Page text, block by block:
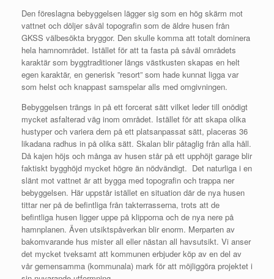
Den föreslagna bebyggelsen lägger sig som en hög skärm mot
vattnet och döljer såväl topografin som de äldre husen från
GKSS välbesökta bryggor. Den skulle komma att totalt dominera
hela hamnområdet. Istället för att ta fasta på såväl områdets
karaktär som byggtraditioner längs västkusten skapas en helt
egen karaktär, en generisk ”resort” som hade kunnat ligga var
som helst och knappast samspelar alls med omgivningen.
Bebyggelsen trängs in på ett forcerat sätt vilket leder till onödigt
mycket asfalterad väg inom området. Istället för att skapa olika
hustyper och variera dem på ett platsanpassat sätt, placeras 36
likadana radhus in på olika sätt. Skalan blir påtaglig från alla håll.
Då kajen höjs och många av husen står på ett upphöjt garage blir
faktiskt bygghöjd mycket högre än nödvändigt. Det naturliga i en
slänt mot vattnet är att bygga med topografin och trappa ner
bebyggelsen. Här uppstår istället en situation där de nya husen
tittar ner på de befintliga från takterrasserna, trots att de
befintliga husen ligger uppe på klipporna och de nya nere på
hamnplanen. Även utsiktspåverkan blir enorm. Merparten av
bakomvarande hus mister all eller nästan all havsutsikt. Vi anser
det mycket tveksamt att kommunen erbjuder köp av en del av
vår gemensamma (kommunala) mark för att möjliggöra projektet i